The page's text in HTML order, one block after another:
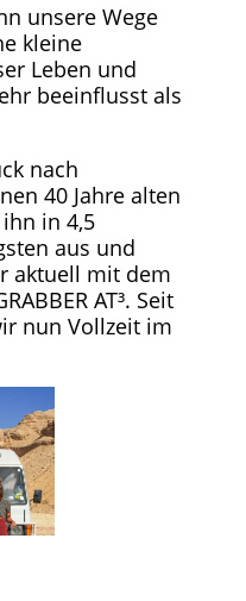
unsere Wege
kleine
Leben und
beeinflusst als
nach
40 Jahre alten
in 4,5
aus und
aktuell mit dem
AT³. Seit
nun Vollzeit im